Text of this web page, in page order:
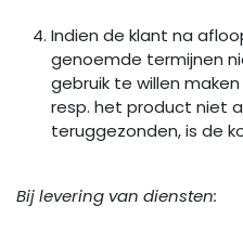
Indien de klant na
genoemde termijnen
gebruik te willen
resp. het product niet
teruggezonden, is de
Bij levering van diensten: